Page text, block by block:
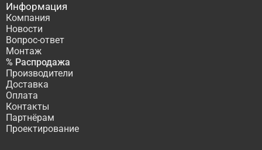
Информация
Компания
Новости
Вопрос-ответ
Монтаж
% Распродажа
Производители
Доставка
Оплата
Контакты
Партнёрам
Проектирование